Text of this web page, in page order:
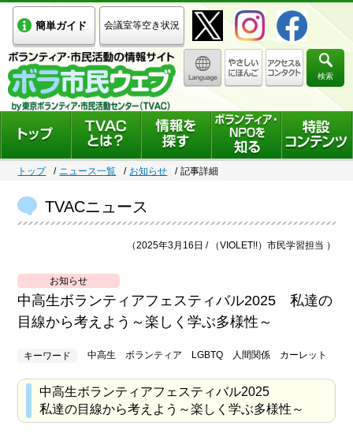
簡単ガイド 会議室等空き状況
検索
トップ ニュース一覧 お知らせ 記事詳細
TVACニュース
（2025年3月16日 / （VIOLET!!）市民学習担当 ）
お知らせ
中高生ボランティアフェスティバル2025 私達の
目線から考えよう～楽しく学ぶ多様性～
キーワード 中高生 ボランティア LGBTQ 人間関係 カーレット
中高生ボランティアフェスティバル2025
私達の目線から考えよう～楽しく学ぶ多様性～